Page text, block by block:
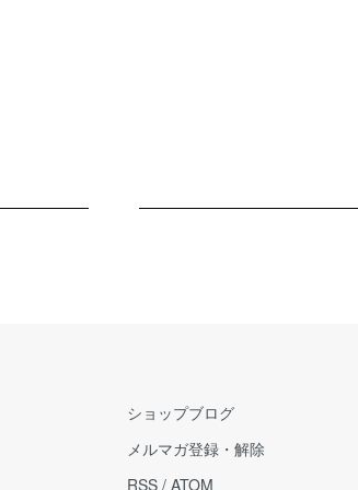
ショップブログ
メルマガ登録・解除
RSS / ATOM